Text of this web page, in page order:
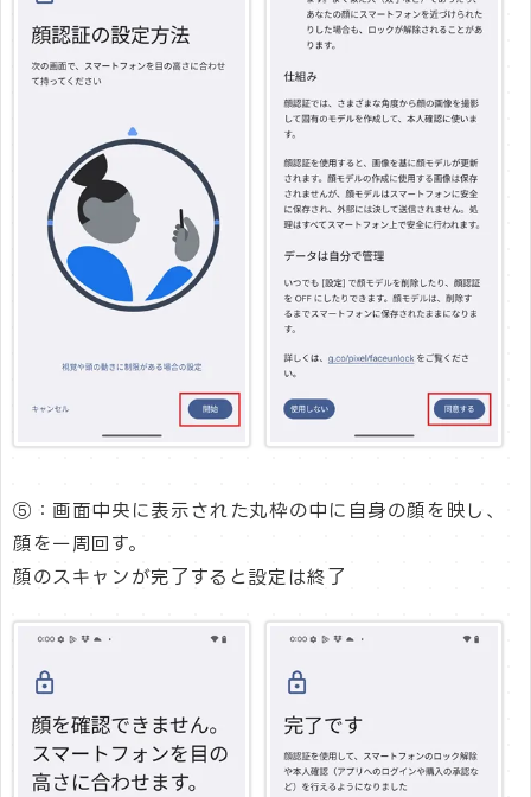
⑤：画面中央に表示された丸枠の中に自身の顔を映し、
顔を一周回す。
顔のスキャンが完了すると設定は終了